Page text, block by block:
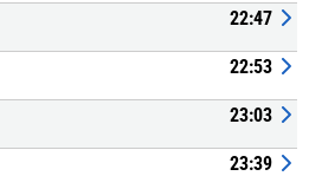
22:47
22:53
23:03
23:39